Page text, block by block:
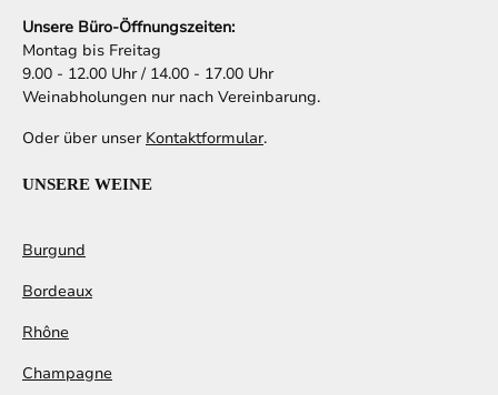
Unsere Büro-Öffnungszeiten:
Montag bis Freitag
9.00 - 12.00 Uhr / 14.00 - 17.00 Uhr
Weinabholungen nur nach Vereinbarung.
Oder über unser Kontaktformular.
UNSERE WEINE
Burgund
Bordeaux
Rhône
Champagne